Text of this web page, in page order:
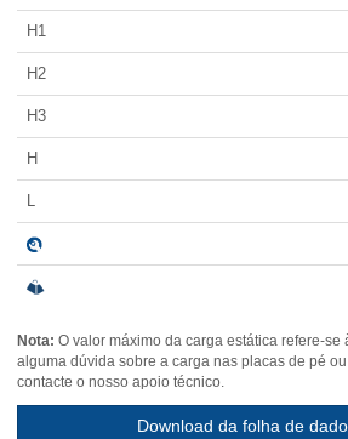
H1
H2
H3
H
L
Nota: O valor máximo da carga estática refere-se
alguma dúvida sobre a carga nas placas de pé
contacte o nosso apoio técnico.
Download da folha de